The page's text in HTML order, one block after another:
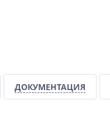
ДОКУМЕНТАЦИЯ